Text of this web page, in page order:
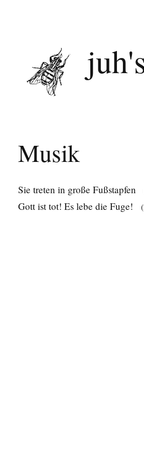
Musik
Sie treten in große Fußstapfen
Gott ist tot! Es lebe die Fuge!